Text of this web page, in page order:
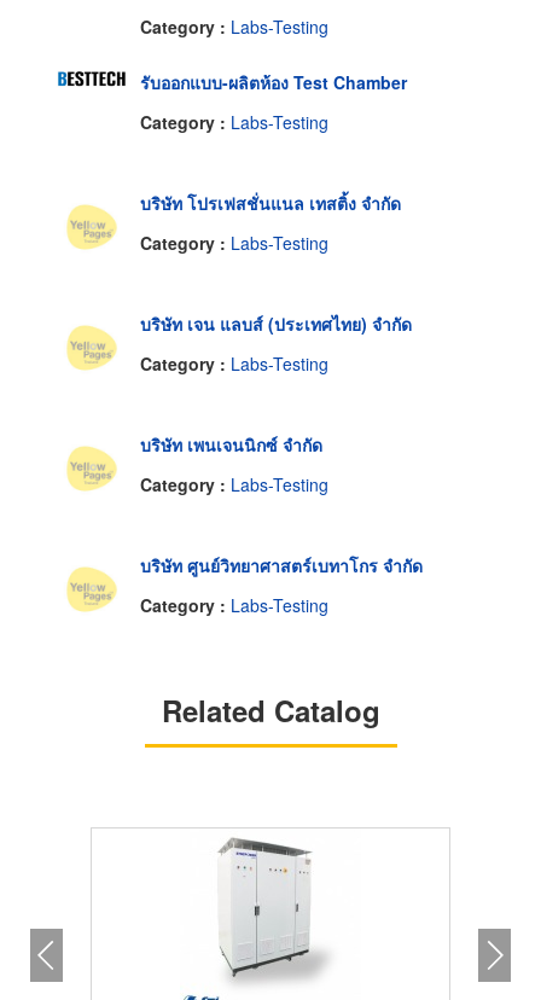
Category : Labs-Testing
รับออกแบบ-ผลิตห้อง Test Chamber
Category : Labs-Testing
บริษัท โปรเฟสชั่นแนล เทสติ้ง จำกัด
Category : Labs-Testing
บริษัท เจน แลบส์ (ประเทศไทย) จำกัด
Category : Labs-Testing
บริษัท เพนเจนนิกซ์ จำกัด
Category : Labs-Testing
บริษัท ศูนย์วิทยาศาสตร์เบทาโกร จำกัด
Category : Labs-Testing
Related Catalog